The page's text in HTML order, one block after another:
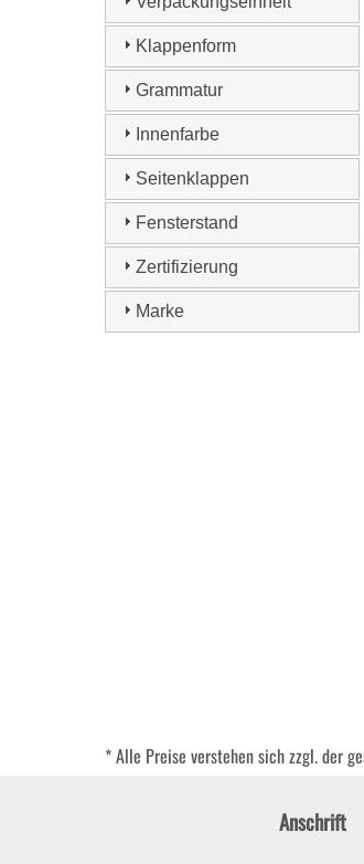
Klappenform
Grammatur
Innenfarbe
Seitenklappen
Fensterstand
Zertifizierung
Marke
* Alle Preise verstehen sich zzgl. der
Anschrift